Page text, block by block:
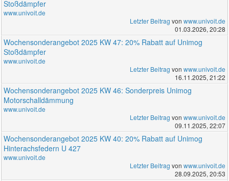
Stoßdämpfer
www.univoit.de
Letzter Beitrag von www.univoit.de
01.03.2026, 20:28
Wochensonderangebot 2025 KW 47: 20% Rabatt auf Unimog
Stoßdämpfer
www.univoit.de
Letzter Beitrag von www.univoit.de
16.11.2025, 21:22
Wochensonderangebot 2025 KW 46: Sonderpreis Unimog
Motorschalldämmung
www.univoit.de
Letzter Beitrag von www.univoit.de
09.11.2025, 22:07
Wochensonderangebot 2025 KW 40: 20% Rabatt auf Unimog
Hinterachsfedern U 427
www.univoit.de
Letzter Beitrag von www.univoit.de
28.09.2025, 20:53